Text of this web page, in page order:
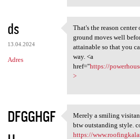
ds
13.04.2024
Adres
That's the reason
That's the reason
ground moves well
attainable so that you
way. <a
href="https://
>
DFGGHGF
Merely a smiling
Merely a smiling
btw outstanding style.
https://